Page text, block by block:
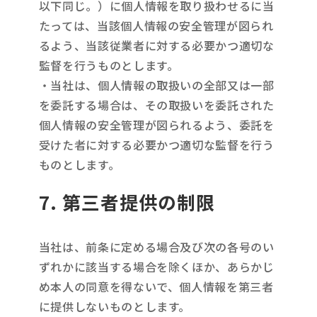
以下同じ。）に個人情報を取り扱わせるに当
たっては、当該個人情報の安全管理が図られ
るよう、当該従業者に対する必要かつ適切な
監督を行うものとします。
・当社は、個人情報の取扱いの全部又は一部
を委託する場合は、その取扱いを委託された
個人情報の安全管理が図られるよう、委託を
受けた者に対する必要かつ適切な監督を行う
ものとします。
7. 第三者提供の制限
当社は、前条に定める場合及び次の各号のい
ずれかに該当する場合を除くほか、あらかじ
め本人の同意を得ないで、個人情報を第三者
に提供しないものとします。